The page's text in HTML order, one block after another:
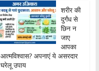
शरीर की
दुर्गंध से
छिन न
जाए
आपका
आत्मविश्वास? अपनाएं ये असरदार
घरेलू उपाय